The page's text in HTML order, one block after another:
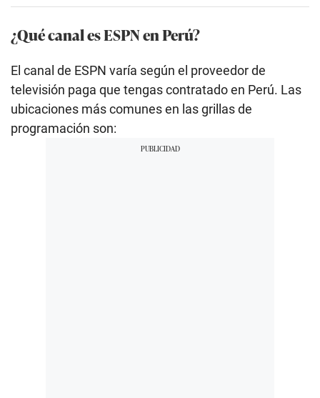
¿Qué canal es ESPN en Perú?
El canal de ESPN varía según el proveedor de
televisión paga que tengas contratado en Perú. Las
ubicaciones más comunes en las grillas de
programación son: